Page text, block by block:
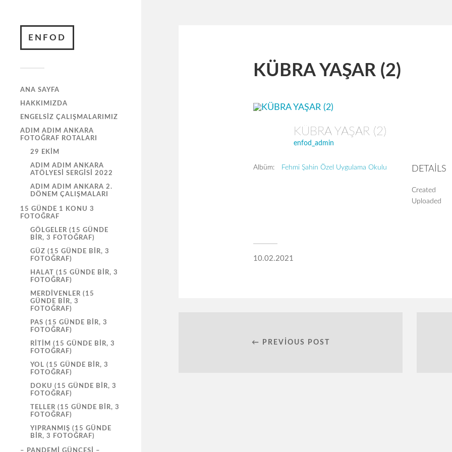
ENFOD
ANA SAYFA
HAKKIMIZDA
ENGELSIZ ÇALIŞMALARIMIZ
ADIM ADIM ANKARA
FOTOĞRAF ROTALARI
29 EKIM
ADIM ADIM ANKARA
ATÖLYESI SERGISI 2022
ADIM ADIM ANKARA 2.
DÖNEM ÇALIŞMALARI
15 GÜNDE 1 KONU 3
FOTOĞRAF
GÖLGELER (15 GÜNDE
BIR, 3 FOTOĞRAF)
GÜZ (15 GÜNDE BIR, 3
FOTOĞRAF)
HALAT (15 GÜNDE BIR, 3
FOTOĞRAF)
MERDIVENLER (15
GÜNDE BIR, 3
FOTOĞRAF)
PAS (15 GÜNDE BIR, 3
FOTOĞRAF)
RITIM (15 GÜNDE BIR, 3
FOTOĞRAF)
YOL (15 GÜNDE BIR, 3
FOTOĞRAF)
DOKU (15 GÜNDE BIR, 3
FOTOĞRAF)
TELLER (15 GÜNDE BIR, 3
FOTOĞRAF)
YIPRANMIŞ (15 GÜNDE
BIR, 3 FOTOĞRAF)
– PANDEMI GÜNCESI –
KÜBRA YAŞAR (2)
KÜBRA YAŞAR (2)
enfod_admin
Albüm: Fehmi Şahin Özel Uygulama Okulu DETAILS
Created
Uploaded
10.02.2021
← PREVIOUS POST